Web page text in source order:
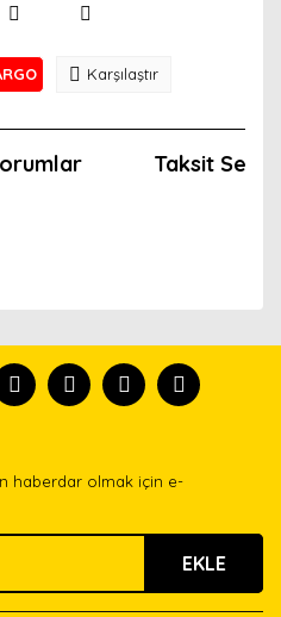
Karşılaştır
Taksit
iletebilirsiniz.
ederiz.
bulunuyor.
daha pahalı.
olmalı.
haberdar olmak için e-
EKLE